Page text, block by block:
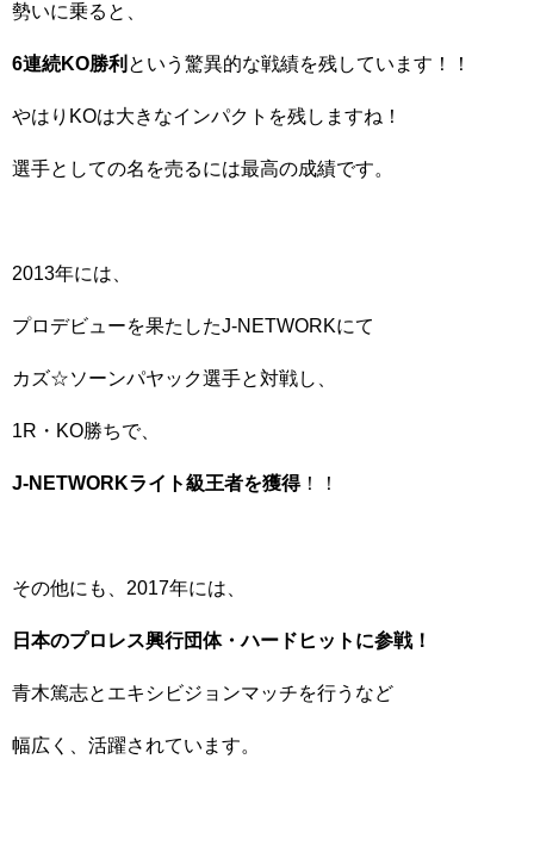
勢いに乗ると、
6連続KO勝利 という驚異的な戦績を残しています！！
やはりKOは大きなインパクトを残しますね！
選手としての名を売るには最高の成績です。
2013年には、
プロデビューを果たしたJ-NETWORKにて
カズ☆ソーンパヤック選手と対戦し、
1R・KO勝ちで、
J-NETWORKライト級王者を獲得！！
その他にも、2017年には、
日本のプロレス興行団体・ ハードヒット に参戦！
青木篤志とエキシビジョンマッチを行うなど
幅広く、活躍されています。